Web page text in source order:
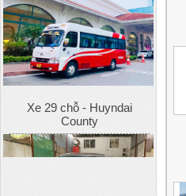
Xe 29 chỗ - Huyndai
County